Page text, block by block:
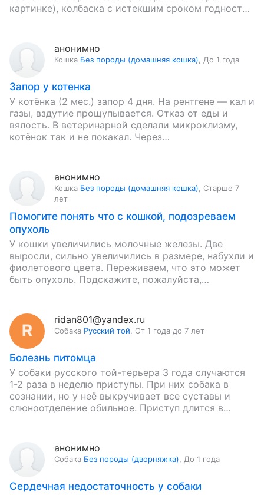
картинке), колбаска с истекшим сроком годности,
анонимно
Кошка Без породы (домашняя кошка) До 1 года
Запор у котенка
У котёнка (2 мес.) запор 4 дня. На рентгене — кал и
газы, вздутие прощупывается. Отказ от еды и
вялость. В ветеринарной сделали микроклизму,
котёнок так и не покакал. Через…
анонимно
Кошка Без породы (домашняя кошка)
Старше 7
лет
Помогите понять что с кошкой, подозреваем
опухоль
У кошки увеличились молочные железы. Две
выросли, сильно увеличились в размере, набухли и
фиолетового цвета. Переживаем, что это может
быть опухоль. Подскажите, пожалуйста,
ridan801@yandex.ru
Собака Русский той От 1 года до 7 лет
Болезнь питомца
У собаки русского той-терьера 3 года случаются
1-2 раза в неделю приступы. При них собака в
сознании, но у неё выкручивает все суставы и
слюноотделение обильное. Приступ длится в
анонимно
Собака Без породы (дворняжка) До 1 года
Сердечная недостаточность у собаки